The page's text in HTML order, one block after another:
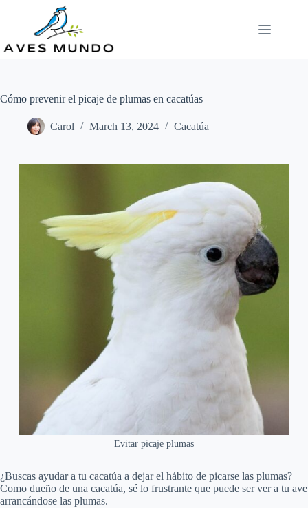
Cómo prevenir el picaje de plumas en cacatúas
Carol March 13, 2024 Cacatúa
Evitar picaje plumas
¿Buscas ayudar a tu cacatúa a dejar el hábito de picarse las plumas?
Como dueño de una cacatúa, sé lo frustrante que puede ser ver a tu ave
arrancándose las plumas.